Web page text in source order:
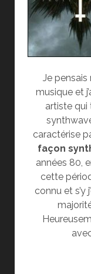
Je
musique et
artiste qui
caractérise
façon
années 80,
cette
connu et s’y